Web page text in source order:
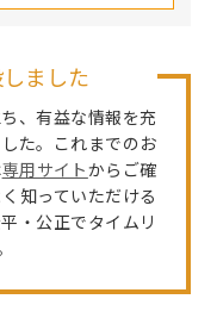
ました
、有益な情報を充
た。これまでのお
専用サイトからご確
知っていただける
・公正でタイムリ